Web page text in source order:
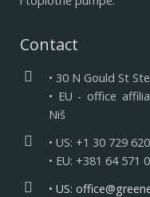
Contact
• 30 N Gould St
• EU - office
Niš
• US: +1 30 729
• EU: +381 64 571
• US: